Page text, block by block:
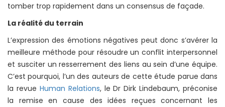
tomber trop rapidement dans un consensus de façade.
La réalité du terrain
L’expression des émotions négatives peut donc s’avérer la
meilleure méthode pour résoudre un conflit interpersonnel
et susciter un resserrement des liens au sein d’une équipe.
C’est pourquoi, l’un des auteurs de cette étude parue dans
la revue Human Relations, le Dr Dirk Lindebaum, préconise
la remise en cause des idées reçues concernant les